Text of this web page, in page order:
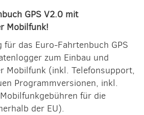
GPS V2.0 mit
Mobilfunk!
für das Euro-Fahrtenbuch GPS
zum Einbau und
Mobilfunk (inkl. Telefonsupport,
Programmversionen, inkl.
für die
der EU).